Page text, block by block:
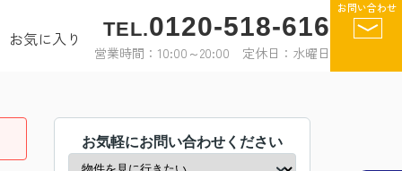
お気に入り TEL.0120-518-616
営業時間：10:00～20:00 定休日：水曜日
お問い合わせ
お気軽にお問い合わせください